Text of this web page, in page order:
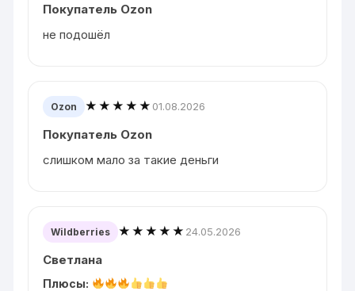
Покупатель Ozon
не подошёл
Ozon ★★★★★ 01.08.2026
Покупатель Ozon
слишком мало за такие деньги
Wildberries ★★★★★ 24.05.2026
Светлана
Плюсы: